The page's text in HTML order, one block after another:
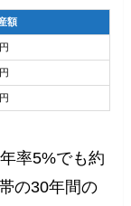
額
率5%でも約
の30年間の